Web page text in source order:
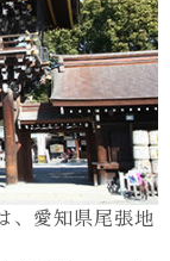
、愛知県尾張地